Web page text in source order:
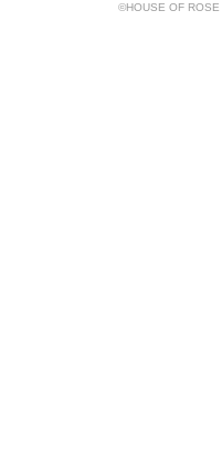
©HOUSE OF ROSE